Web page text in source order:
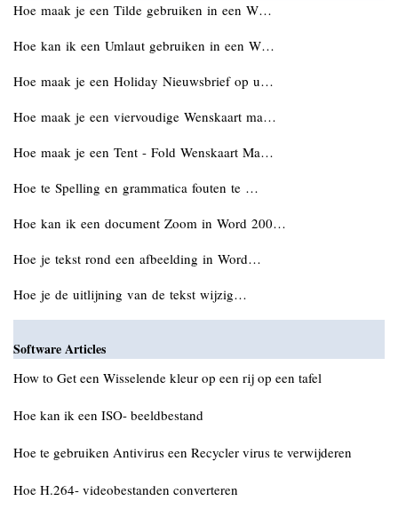
Hoe maak je een Tilde gebruiken in een W…
Hoe kan ik een Umlaut gebruiken in een W…
Hoe maak je een Holiday Nieuwsbrief op u…
Hoe maak je een viervoudige Wenskaart ma…
Hoe maak je een Tent - Fold Wenskaart Ma…
Hoe te Spelling en grammatica fouten te …
Hoe kan ik een document Zoom in Word 200…
Hoe je tekst rond een afbeelding in Word…
Hoe je de uitlijning van de tekst wijzig…
Software Articles
How to Get een Wisselende kleur op een rij op een tafel
Hoe kan ik een ISO- beeldbestand
Hoe te gebruiken Antivirus een Recycler virus te verwijderen
Hoe H.264- videobestanden converteren